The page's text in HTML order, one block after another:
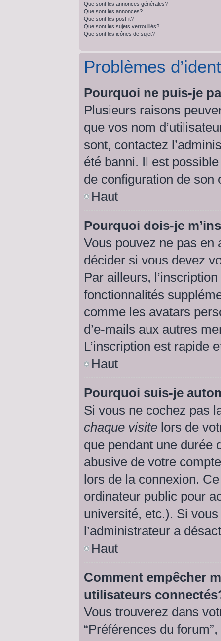
Que sont les annonces générales?
Que sont les annonces?
Que sont les post-it?
Que sont les sujets verrouillés?
Que sont les icônes de sujet?
Problèmes
Pourquoi ne puis-je
Plusieurs raisons
que vos nom
sont, contactez
été banni. Il est
de configuration de son
Haut
Pourquoi dois-je
Vous pouvez ne pas en
décider si vous devez
Par ailleurs,
fonctionnalités
comme les avatars
d’e-mails aux autres
L’inscription est rapide
Haut
Pourquoi suis-je
Si vous ne cochez pas
chaque visite lors de
que pendant une durée
abusive de votre
lors de la connexion.
ordinateur public pour
université, etc.). Si
l’administrateur a
Haut
Comment empêcher
utilisateurs
Vous trouverez dans
“Préférences du